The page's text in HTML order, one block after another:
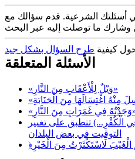
أسئلتك الشرعية. قدم سؤالك مع
كيفية طرح السؤال بشكل جيد
الأسئلة المتعلقة
«وَيْلٌ لِلْأَعْقَابِ مِنَ النَّارِ»
مِنَ النَّارِ»
الْكُفْرِ...) تنطبق على تغيير
التوقيت في بعض البلدان